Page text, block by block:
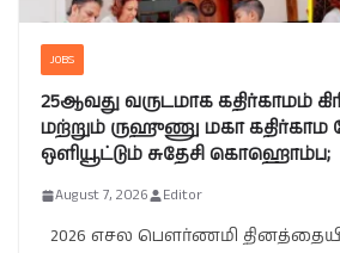
JOBS
25ஆவது வருடமாக கதிர்காமம்
மற்றும் ருஹுணு மகா
ஒளியூட்டும் சுதேசி கொஹொம்ப;
August 7, 2026 Editor
2026 எசல பௌர்ணமி